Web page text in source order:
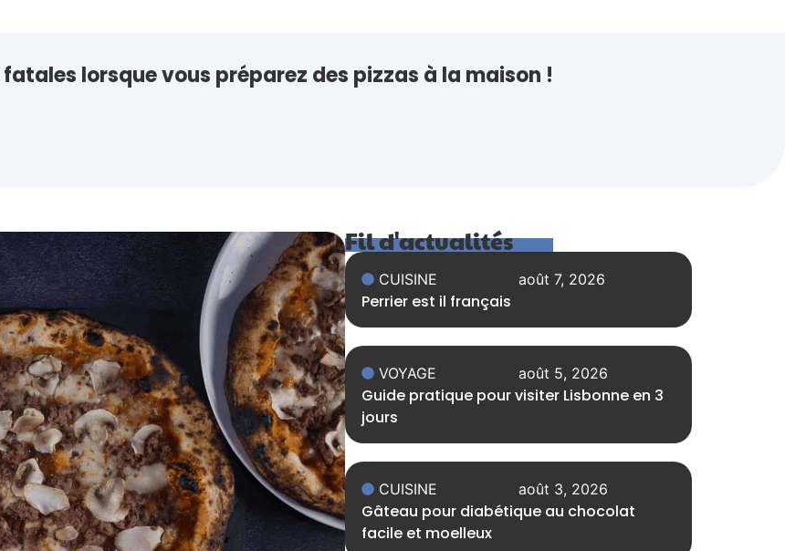
lorsque vous préparez des pizzas à la maison !
Fil d'actualités
CUISINE août 7, 2026
Perrier est il français
VOYAGE août 5, 2026
Guide pratique pour visiter Lisbonne en 3
jours
CUISINE août 3, 2026
Gâteau pour diabétique au chocolat
facile et moelleux